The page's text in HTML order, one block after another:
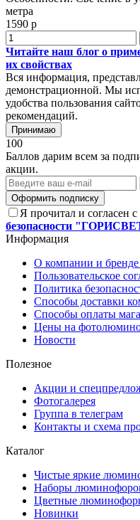
метра
1590 р
Читайте наш блог о
их свойствах
Вся информация,
демонстрационной. Мы
удобства пользования
рекомендаций.
Принимаю
100
Баллов дарим всем за
акции.
Оформить подписку
Я прочитал и согласен
безопасности
Информация
О компании и
Пользовательское
Политика
Способы доставки
Способы оплаты
Цены на
Новости
Полезное
Акции и
Фотогалерея
Группа в телеграм
Контакты и схема
Каталог
Чистые яркие
Наборы
Цветные
Новинки